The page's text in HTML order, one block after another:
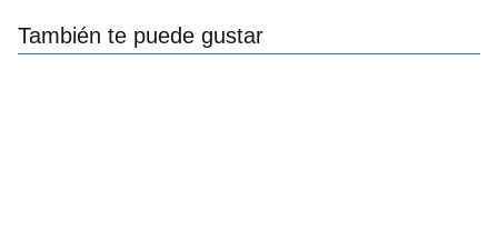
También te puede gustar